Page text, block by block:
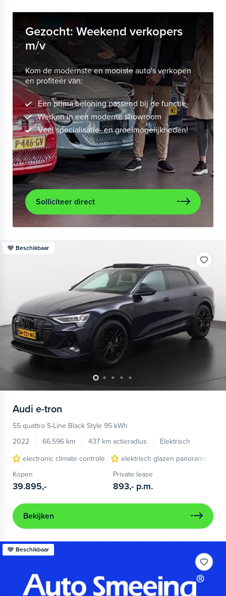
Gezocht: Weekend verkopers
m/v
Kom de modernste en mooiste auto's verkopen
en profiteer van:
Een prima beloning passend bij de functie
Werken in een moderne showroom
Veel specialisatie- en groeimogelijkheden!
Solliciteer direct
Beschikbaar
Audi e-tron
55 quattro S-Line Black Style 95 kWh
2022
66.596 km 437 km actieradius
Elektrisch
electronic climate controle
elektrisch glazen panorama-dak
Kopen
39.895,-
Private lease
893,- p.m.
Bekijken
Beschikbaar